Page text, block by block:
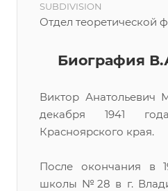
SUBDIVISION
Отдел теоретической
Биография
Виктор Анатольевич
декабря 1941
Красноярского края.
После окончания в
школы №28 в г.